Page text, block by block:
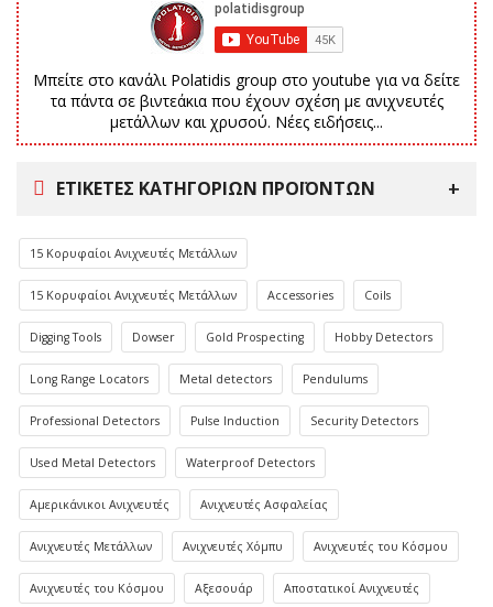
Μπείτε στο κανάλι Polatidis group στο youtube για να δείτε
τα πάντα σε βιντεάκια που έχουν σχέση με ανιχνευτές
μετάλλων και χρυσού. Νέες ειδήσεις...
ΕΤΙΚΈΤΕΣ ΚΑΤΗΓΟΡΙΏΝ ΠΡΟΪΌΝΤΩΝ
15 Κορυφαίοι Ανιχνευτές Μετάλλων
15 Κορυφαίοι Ανιχνευτές Μετάλλων Accessories Coils
Digging Tools Dowser Gold Prospecting Hobby Detectors
Long Range Locators Metal detectors Pendulums
Professional Detectors Pulse Induction Security Detectors
Used Metal Detectors Waterproof Detectors
Αμερικάνικοι Ανιχνευτές Ανιχνευτές Ασφαλείας
Ανιχνευτές Μετάλλων Ανιχνευτές Χόμπυ Ανιχνευτές του Κόσμου
Ανιχνευτές του Κόσμου Αξεσουάρ Αποστατικοί Ανιχνευτές